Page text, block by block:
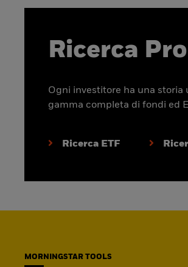
Ricerca
Ogni investitore ha una storia
gamma completa di fondi ed
Ricerca ETF
MORNINGSTAR TOOLS